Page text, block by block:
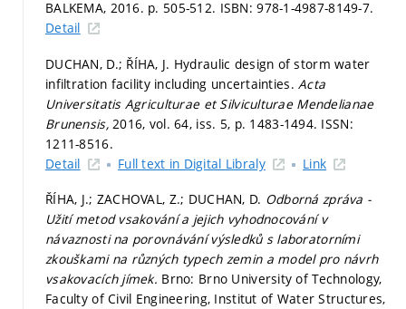
BALKEMA, 2016. p. 505-512. ISBN: 978-1-4987-8149-7.
Detail
DUCHAN, D.; ŘÍHA, J. Hydraulic design of storm water
infiltration facility including uncertainties.Acta
Universitatis Agriculturae et Silviculturae Mendelianae
Brunensis, 2016, vol. 64, iss. 5, p. 1483-1494. ISSN:
1211-8516.
Detail
Full text in Digital Libraly Link
ŘÍHA, J.; ZACHOVAL, Z.; DUCHAN, D. Odborná zpráva -
Užití metod vsakování a jejich vyhodnocování v
návaznosti na porovnávání výsledků s laboratorními
zkouškami na různých typech zemin a model pro návrh
vsakovacích jímek. Brno: Brno University of Technology,
Faculty of Civil Engineering, Institut of Water Structures,